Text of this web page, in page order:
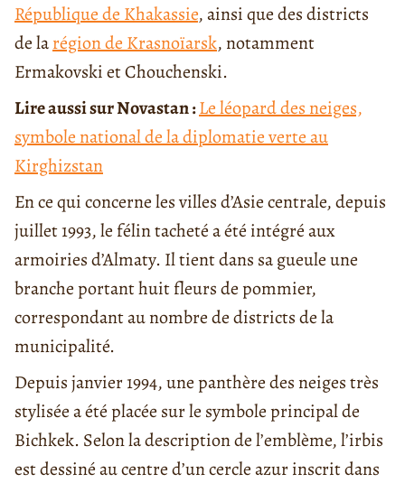
République de Khakassie, ainsi que des districts
de larégion de Krasnoïarsk, notamment
Ermakovski et Chouchenski.
Lire aussi sur Novastan :Le léopard des neiges,
symbole national de la diplomatie verte au
Kirghizstan
En ce qui concerne les villes d’Asie centrale, depuis
juillet 1993, le félin tacheté a été intégré aux
armoiries d’Almaty. Il tient dans sa gueule une
branche portant huit fleurs de pommier,
correspondant au nombre de districts de la
municipalité.
Depuis janvier 1994, une panthère des neiges très
stylisée a été placée sur le symbole principal de
Bichkek. Selon la description de l’emblème, l’irbis
est dessiné au centre d’un cercle azur inscrit dans